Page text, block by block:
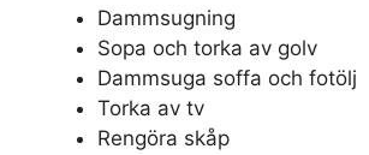
Dammsugning
Sopa och torka av golv
Dammsuga soffa och fotölj
Torka av tv
Rengöra skåp